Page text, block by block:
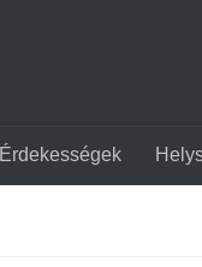
Érdekességek